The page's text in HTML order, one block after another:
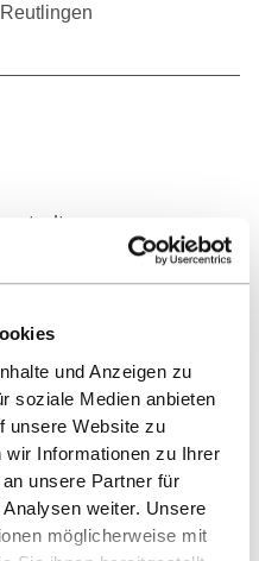
und Anzeigen zu
soziale Medien anbieten
unsere Website zu
wir Informationen zu Ihrer
unsere Partner für
weiter. Unsere
möglicherweise mit